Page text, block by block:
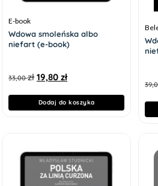
E-book
Wdowa smoleńska albo
niefart (e-book)
33,00zł 19,80 zł
Dodaj do koszyka